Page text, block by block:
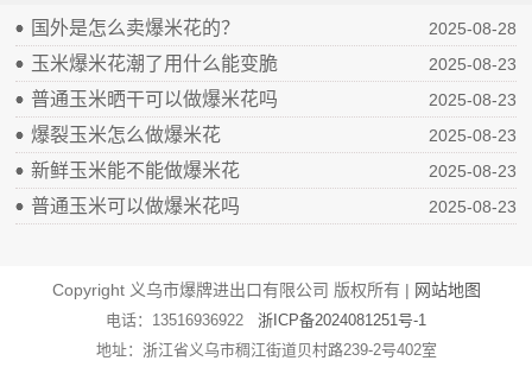
国外是怎么卖爆米花的？ 2025-08-28
玉米爆米花潮了用什么能变脆 2025-08-23
普通玉米晒干可以做爆米花吗 2025-08-23
爆裂玉米怎么做爆米花 2025-08-23
新鲜玉米能不能做爆米花 2025-08-23
普通玉米可以做爆米花吗 2025-08-23
Copyright 义乌市爆牌进出口有限公司 版权所有 | 网站地图
电话：13516936922 浙ICP备2024081251号-1
地址：浙江省义乌市稠江街道贝村路239-2号402室